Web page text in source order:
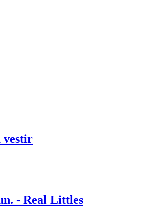
vestir
- Real Littles